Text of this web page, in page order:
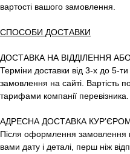
вартості вашого замовлення.
СПОСОБИ ДОСТАВКИ
ДОСТАВКА НА ВІДДІЛЕННЯ
Терміни доставки від 3-х до 5-
замовлення на сайті. Вартість
тарифами компанії перевізника.
АДРЕСНА ДОСТАВКА
Після оформлення замовлення
вами дату і деталі, перш ніж